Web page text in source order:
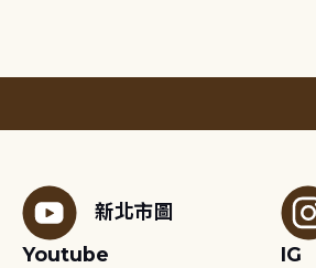
新北市圖
Youtube
IG